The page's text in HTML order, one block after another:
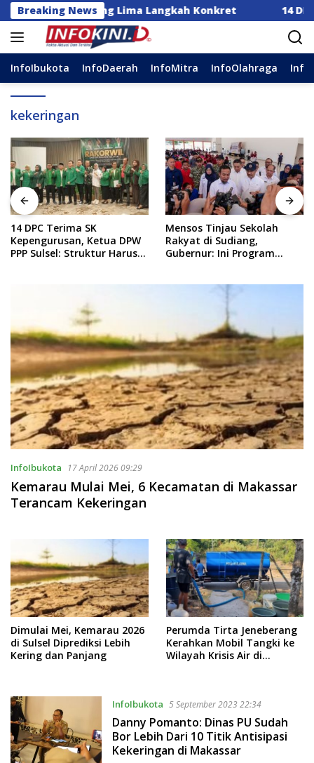
Langsung
ke
konten
Breaking News
Dorong Lima Langkah Konkret 14 DPC
InfoIbukota InfoDaerah InfoMitra InfoOlahraga
kekeringan
14 DPC Terima SK
Kepengurusan, Ketua DPW
PPP Sulsel: Struktur Harus
Mensos Tinjau Sekolah
Rakyat di Sudiang,
Gubernur: Ini Program
InfoIbukota 17 April 2026 09:29
Kemarau Mulai Mei, 6 Kecamatan di Makassar
Terancam Kekeringan
Dimulai Mei, Kemarau 2026
di Sulsel Diprediksi Lebih
Kering dan Panjang
Perumda Tirta Jeneberang
Kerahkan Mobil Tangki ke
Wilayah Krisis Air di
InfoIbukota 5 September 2023 22:34
Danny Pomanto: Dinas PU Sudah
Bor Lebih Dari 10 Titik Antisipasi
Kekeringan di Makassar